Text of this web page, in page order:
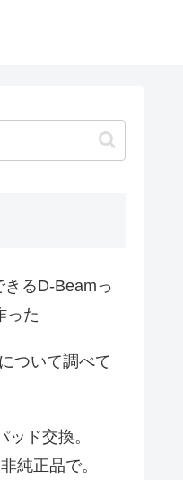
るD-Beamっ
った
ついて調べて
ド交換。
純正品で。